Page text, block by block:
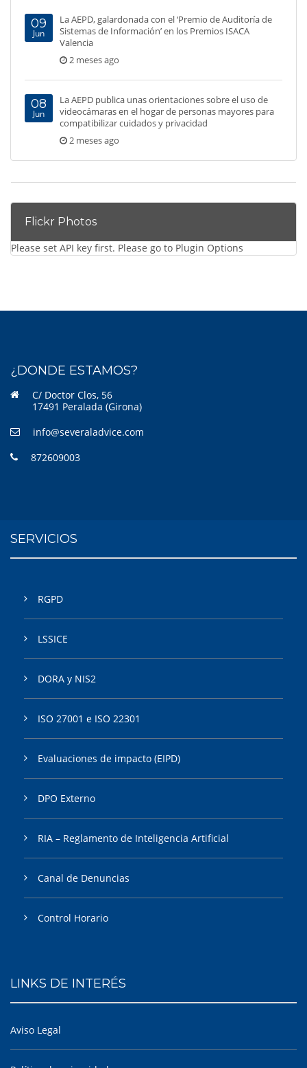
09
Jun
La AEPD, galardonada con el ‘Premio de Auditoría de
Sistemas de Información’ en los Premios ISACA
Valencia
2 meses ago
08
Jun
La AEPD publica unas orientaciones sobre el uso de
videocámaras en el hogar de personas mayores para
compatibilizar cuidados y privacidad
2 meses ago
Flickr Photos
Please set API key first. Please go to Plugin Options
¿DONDE ESTAMOS?
C/ Doctor Clos, 56
17491 Peralada (Girona)
info@severaladvice.com
872609003
SERVICIOS
RGPD
LSSICE
DORA y NIS2
ISO 27001 e ISO 22301
Evaluaciones de impacto (EIPD)
DPO Externo
RIA – Reglamento de Inteligencia Artificial
Canal de Denuncias
Control Horario
LINKS DE INTERÉS
Aviso Legal